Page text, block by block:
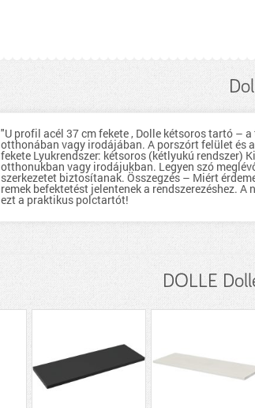
"U profil acél 37 cm fekete , Dolle kétsoros tartó –
otthonában vagy irodájában. A porszórt felület és
fekete Lyukrendszer: kétsoros (kétlyukú rendszer)
otthonukban vagy irodájukban. Legyen szó
szerkezetet biztosítanak. Összegzés – Miért
remek befektetést jelentenek a rendszerezéshez.
ezt a praktikus polctartót!
DOLLE